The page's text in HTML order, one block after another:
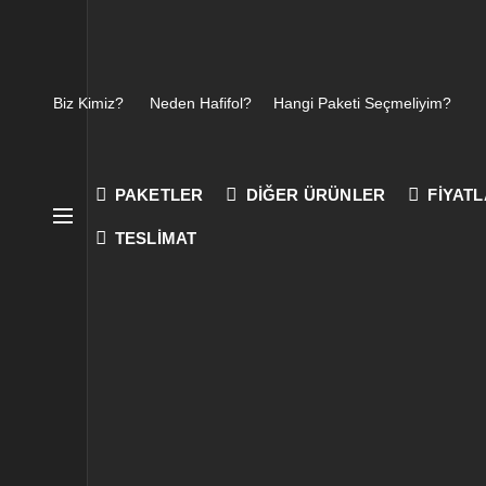
Biz Kimiz? Neden Hafifol? Hangi Paketi Seçmeliyim?
PAKETLER DIĞER ÜRÜNLER
TESLIMAT